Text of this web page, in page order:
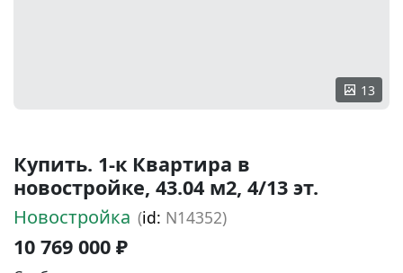
13
Купить. 1-к Квартира в
новостройке, 43.04 м2, 4/13 эт.
Новостройка (id: N14352)
10 769 000 ₽